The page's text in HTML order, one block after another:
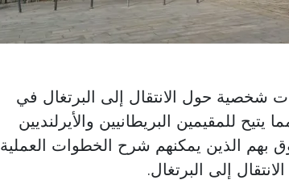
شخصية حول الانتقال إلى البرتغال في
يتيح للمقيمين البريطانيين والأيرلنديين
بهم الذين يمكنهم شرح الخطوات العملية
إلى البرتغال.